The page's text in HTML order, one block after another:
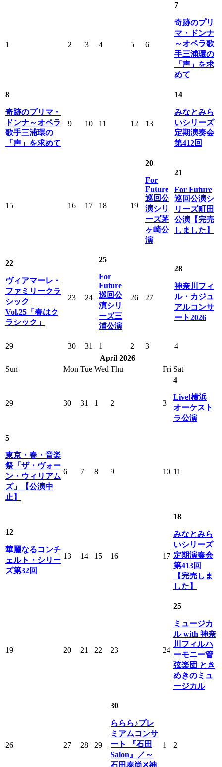
1 2 3 4 5 6
7
奇跡のプリ
マ・ドンナ
～オペラ歌
手三浦環の
「声」を求
めて
8
奇跡のプリマ・
ドンナ～オペラ
歌手三浦環の
「声」を求めて
9 10 11 12 13
14
みなとみら
いシリーズ
定期演奏会
第412回
15 16 17 18 19
20
For
Future
巡回公
演シリ
ーズ茅
ヶ崎公
演
21
For Future
巡回公演シ
リーズ町田
公演【完売
しました】
22
ヴィアマーレ・
ファミリークラ
シック
Vol.25「春はク
ラシック」
23 24
25
For
Future
巡回公
演シリ
ーズ三
浦公演
26 27
28
神奈川フィ
ル・カジュ
アルコンサ
ート2026
29 30 31 1 2 3
4
April 2026
Sun
Mon Tue Wed Thu Fri Sat
29 30 31 1 2 3
4
Live!横浜
オーケスト
ラ公演
5
東京・春・音楽
祭「ザ・ヴォー
ン・ウィリアム
ズ」【公演中
止】
6 7 8 9 10 11
12
華麗なるコンチ
ェルト・シリー
ズ第32回
13 14 15 16 17
18
みなとみら
いシリーズ
定期演奏会
第413回
【完売しま
した】
19 20 21 22 23 24
25
ミュージカ
ル with 神奈
川フィルハ
ーモニー管
弦楽団 とき
めきのミュ
ージカル
26 27 28 29
30
ららら♪プレ
ミアムコンサ
ート 『石田
Salon』／～
石田泰尚✕神
1 2